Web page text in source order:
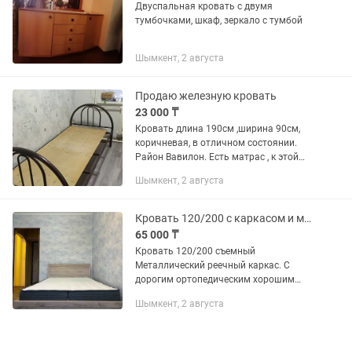
Двуспальная кровать с двумя
тумбочками, шкаф, зеркало с тумбой
Шымкент, 2 августа
Продаю железную кровать
23 000 ₸
Кровать длина 190см ,ширина 90см,
коричневая, в отличном состоянии.
Район Вавилон. Есть матрас , к этой
000 отдам.
Шымкент, 2 августа
Кровать 120/200 с каркасом и матрасом
65 000 ₸
Кровать 120/200 съемный
Металлический реечный каркас. С
дорогим ортопедическим хорошим
переезжаем . Матрас там только 150
Шымкент, 2 августа